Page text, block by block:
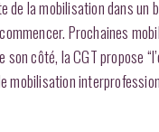
de la mobilisation dans un
Prochaines
côté, la CGT propose
mobilisation